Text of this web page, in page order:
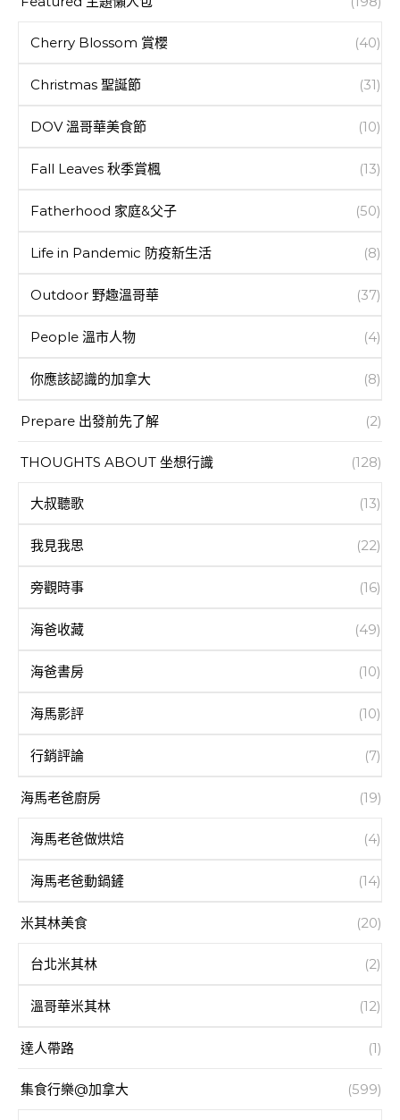
Cherry Blossom 賞櫻 (40)
Christmas 聖誕節 (31)
DOV 溫哥華美食節 (10)
Fall Leaves 秋季賞楓 (13)
Fatherhood 家庭&父子 (50)
Life in Pandemic 防疫新生活 (8)
Outdoor 野趣溫哥華 (37)
People 溫市人物 (4)
你應該認識的加拿大 (8)
Prepare 出發前先了解 (2)
THOUGHTS ABOUT 坐想行識 (128)
大叔聽歌 (13)
我見我思 (22)
旁觀時事 (16)
海爸收藏 (49)
海爸書房 (10)
海馬影評 (10)
行銷評論 (7)
海馬老爸廚房 (19)
海馬老爸做烘焙 (4)
海馬老爸動鍋鏟 (14)
米其林美食 (20)
台北米其林 (2)
溫哥華米其林 (12)
達人帶路 (1)
集食行樂@加拿大 (599)